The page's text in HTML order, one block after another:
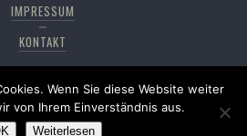
IMPRESSUM
KONTAKT
Pfänderdohle. All rights reserved,
Wenn Sie diese Website weiter
von Ihrem Einverständnis aus.
Weiterlesen